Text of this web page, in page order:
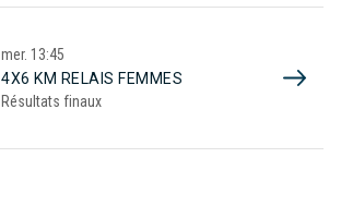
mer. 13:45
4X6 KM RELAIS FEMMES
Résultats finaux